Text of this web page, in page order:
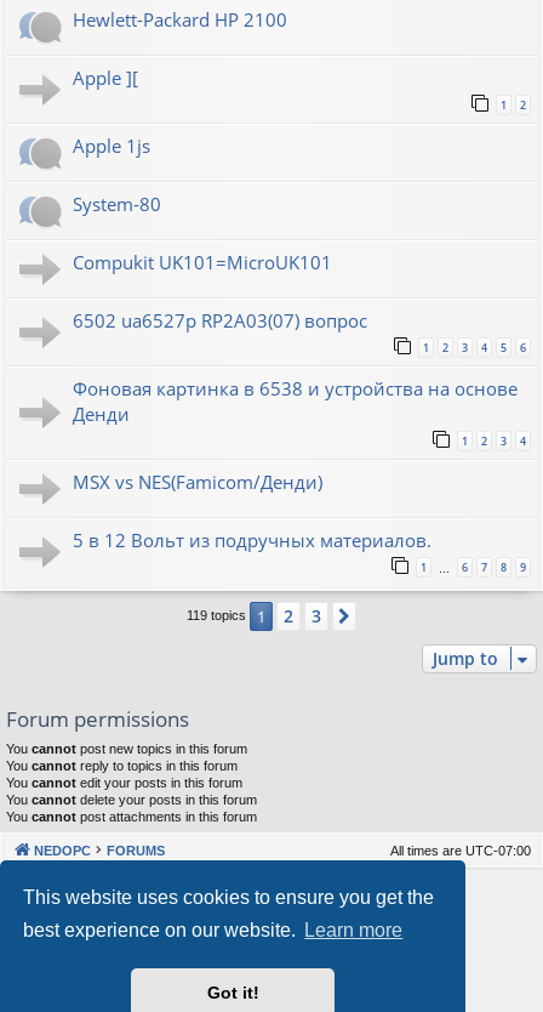
This website uses cookies to ensure you get the
best experience on our website.
Learn more
Got it!
Hewlett-Packard HP 2100
Apple ][
1 2
Apple 1js
System-80
Compukit UK101=MicroUK101
6502 ua6527p RP2A03(07) вопрос
1 2 3 4 5 6
Фоновая картинка в 6538 и устройства на основе
Денди
1 2 3 4
MSX vs NES(Famicom/Денди)
5 в 12 Вольт из подручных материалов.
1 … 6 7 8 9
119 topics 1 2 3
Jump to
Forum permissions
You cannot post new topics in this forum
You cannot reply to topics in this forum
You cannot edit your posts in this forum
You cannot delete your posts in this forum
You cannot post attachments in this forum
NEDOPC FORUMS All times are UTC-07:00
Powered by phpBB® Forum Software © phpBB Limited
Our VPS Hosting By RimuHosting
This server is located in London data center